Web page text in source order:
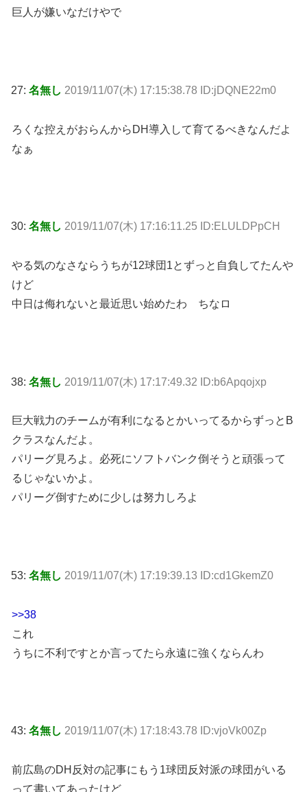
巨人が嫌いなだけやで
27: 名無し 2019/11/07(木) 17:15:38.78 ID:jDQNE22m0
ろくな控えがおらんからDH導入して育てるべきなんだよ
なぁ
30: 名無し 2019/11/07(木) 17:16:11.25 ID:ELULDPpCH
やる気のなさならうちが12球団1とずっと自負してたんや
けど
中日は侮れないと最近思い始めたわ ちなロ
38: 名無し 2019/11/07(木) 17:17:49.32 ID:b6Apqojxp
巨大戦力のチームが有利になるとかいってるからずっとB
クラスなんだよ。
パリーグ見ろよ。必死にソフトバンク倒そうと頑張って
るじゃないかよ。
パリーグ倒すために少しは努力しろよ
53: 名無し 2019/11/07(木) 17:19:39.13 ID:cd1GkemZ0
>>38
これ
うちに不利ですとか言ってたら永遠に強くならんわ
43: 名無し 2019/11/07(木) 17:18:43.78 ID:vjoVk00Zp
前広島のDH反対の記事にもう1球団反対派の球団がいる
って書いてあったけど